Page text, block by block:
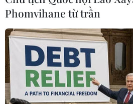
TIN LIÊN QUAN
Phomvihane từ trần